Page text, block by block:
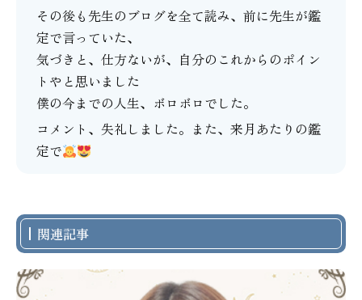
その後も先生のブログを全て読み、前に先生が鑑
定で言っていた、
気づきと、仕方ないが、自分のこれからのポイン
トやと思いました
僕の今までの人生、ボロボロでした。
コメント、失礼しました。また、来月あたりの鑑
定で
関連記事